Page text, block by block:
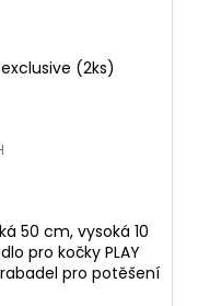
exclusive (2ks)
50 cm, vysoká 10
pro kočky PLAY
pro potěšení